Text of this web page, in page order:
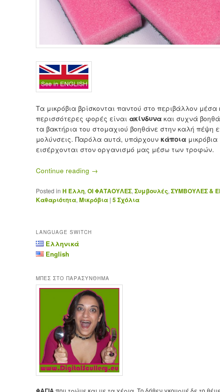
Τα μικρόβια βρίσκονται παντού στο περιβάλλον
περισσότερες φορές είναι ακίνδυνα και συχνά
τα βακτήρια του στομαχιού βοηθάνε στην καλή
μολύνσεις. Παρόλα αυτά, υπάρχουν κάποια
εισέρχονται στον οργανισμό μας μέσω των τροφών.
Continue reading →
Posted in Η Έλλη, ΟΙ ΦΑΤΑΟΥΛΕΣ, Συμβουλές, ΣΥΜΒΟΥΛΕΣ &
Καθαριότητα, Μικρόβια | 5Σχόλια
LANGUAGE SWITCH
Ελληνικά
English
ΜΠΕΣ ΣΤΟ ΠΑΡΑΣΥΝΘΗΜΑ
που τρώμε και με τα χέρια. Το δήθεν γκουρμέ δε το